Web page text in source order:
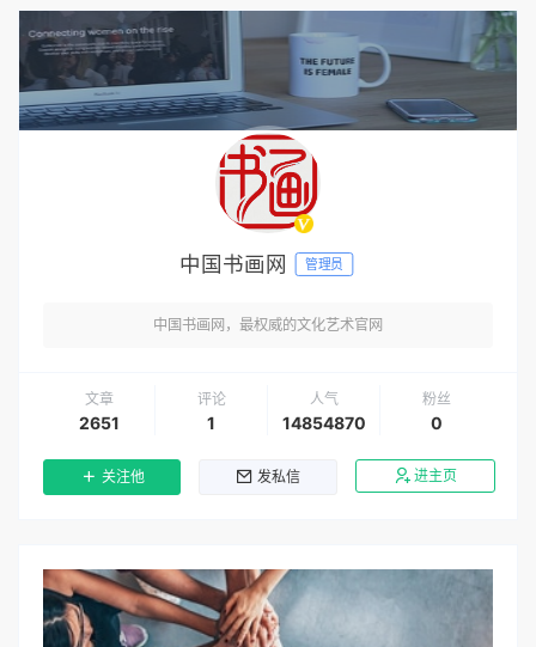
中国书画网 管理员
中国书画网，最权威的文化艺术官网
文章
2651
评论
1
人气
14854870
粉丝
0
关注他 发私信 进主页